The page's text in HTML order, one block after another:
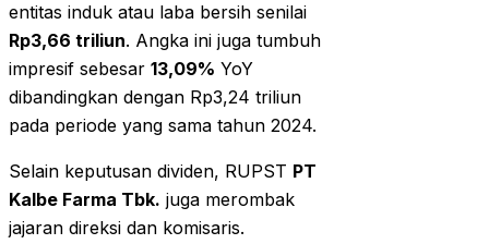
entitas induk atau laba bersih senilai
Rp3,66 triliun. Angka ini juga tumbuh
impresif sebesar 13,09% YoY
dibandingkan dengan Rp3,24 triliun
pada periode yang sama tahun 2024.
Selain keputusan dividen, RUPST PT
Kalbe Farma Tbk. juga merombak
jajaran direksi dan komisaris.